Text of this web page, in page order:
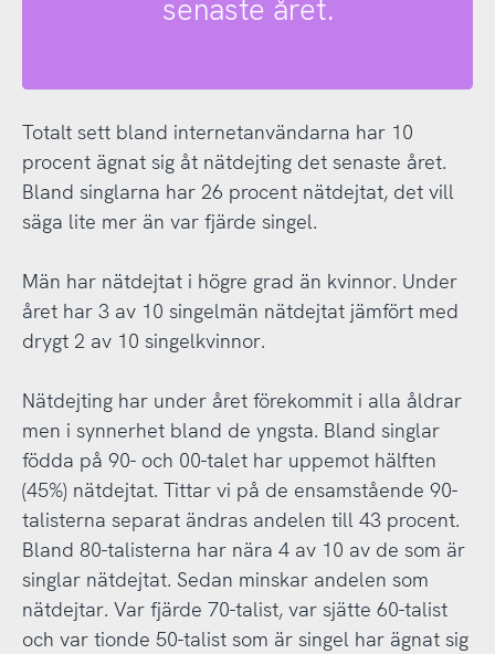
senaste året.
Totalt sett bland internetanvändarna har 10
procent ägnat sig åt nätdejting det senaste året.
Bland singlarna har 26 procent nätdejtat, det vill
säga lite mer än var fjärde singel.
Män har nätdejtat i högre grad än kvinnor. Under
året har 3 av 10 singelmän nätdejtat jämfört med
drygt 2 av 10 singelkvinnor.
Nätdejting har under året förekommit i alla åldrar
men i synnerhet bland de yngsta. Bland singlar
födda på 90- och 00-talet har uppemot hälften
(45%) nätdejtat. Tittar vi på de ensamstående 90-
talisterna separat ändras andelen till 43 procent.
Bland 80-talisterna har nära 4 av 10 av de som är
singlar nätdejtat. Sedan minskar andelen som
nätdejtar. Var fjärde 70-talist, var sjätte 60-talist
och var tionde 50-talist som är singel har ägnat sig